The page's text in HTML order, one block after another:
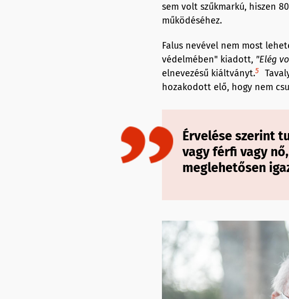
sem volt szűkmarkú, hiszen
működéséhez.
Falus nevével nem most
védelmében" kiadott, "Elég
elnevezésű kiáltványt.5
hozakodott elő, hogy nem
Érvelése szerint
vagy férfi vagy
meglehetősen